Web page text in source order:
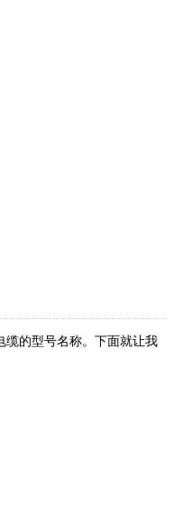
缆的型号名称。下面就让我